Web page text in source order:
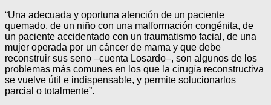
“Una adecuada y oportuna atención de un paciente
quemado, de un niño con una malformación congénita, de
un paciente accidentado con un traumatismo facial, de una
mujer operada por un cáncer de mama y que debe
reconstruir sus seno –cuenta Losardo–, son algunos de los
problemas más comunes en los que la cirugía reconstructiva
se vuelve útil e indispensable, y permite solucionarlos
parcial o totalmente”.